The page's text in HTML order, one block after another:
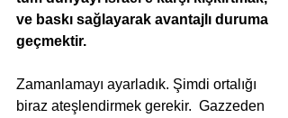
ve baskı sağlayarak avantajlı duruma
geçmektir.
Zamanlamayı ayarladık. Şimdi ortalığı
biraz ateşlendirmek gerekir.  Gazzeden